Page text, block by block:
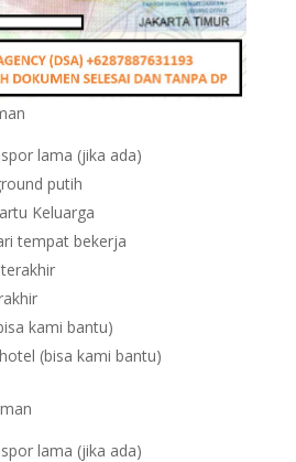
lama (jika ada)
putih
Keluarga
tempat bekerja
kami bantu)
(bisa kami bantu)
lama (jika ada)